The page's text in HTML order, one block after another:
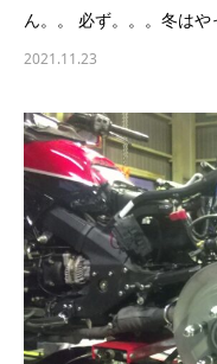
ん。。 必ず。。。冬は
2021.11.23